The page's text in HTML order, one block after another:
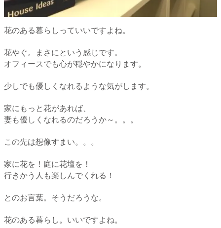
花のある暮らしっていいですよね。
花やぐ。まさにという感じです。
オフィースでも心が穏やかになります。
少しでも優しくなれるような気がします。
家にもっと花があれば、
妻も優しくなれるのだろうか～。。。
この先は想像すまい。。。
家に花を！庭に花壇を！
行きかう人も楽しんでくれる！
とのお言葉。そうだろうな。
花のある暮らし。いいですよね。